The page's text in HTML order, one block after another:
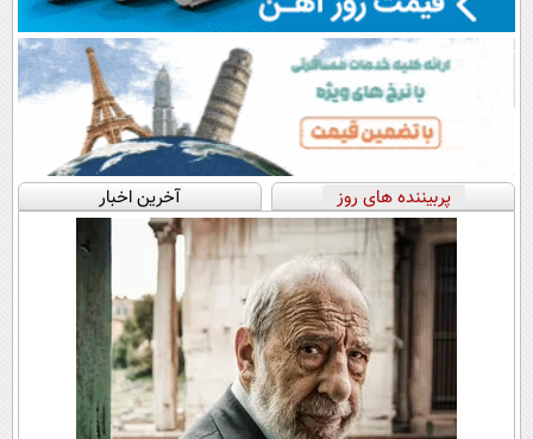
پربیننده های روز آخرین اخبار